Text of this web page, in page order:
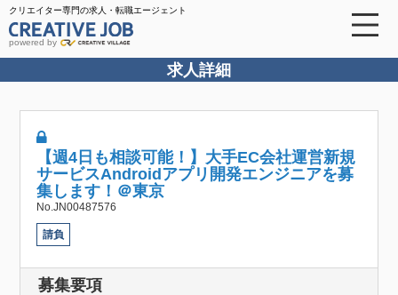
クリエイター専門の求人・転職エージェント
powered by
求人詳細
【週4日も相談可能！】大手EC会社運営新規
サービスAndroidアプリ開発エンジニアを募
集します！＠東京
No.JN00487576
請負
募集要項